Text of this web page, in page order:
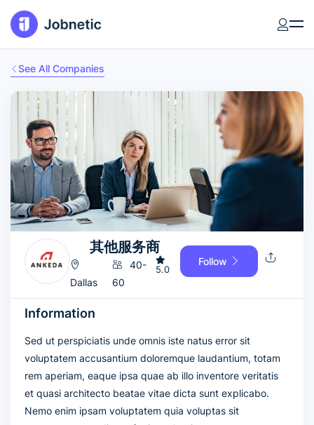
See All Companies
其他服务商
Dallas
40-
60
5.0
Follow
Information
Sed ut perspiciatis unde omnis iste natus error sit
voluptatem accusantium doloremque laudantium, totam
rem aperiam, eaque ipsa quae ab illo inventore veritatis
et quasi architecto beatae vitae dicta sunt explicabo.
Nemo enim ipsam voluptatem quia voluptas sit